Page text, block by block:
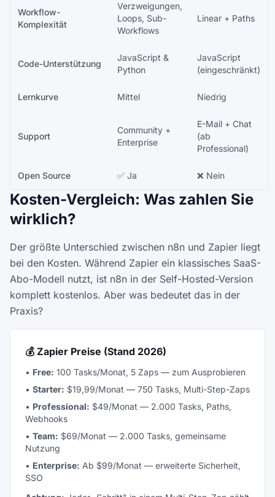
Workflow-
Komplexität
Verzweigungen,
Loops, Sub-
Workflows
Linear + Paths
Code-Unterstützung
JavaScript &
Python
JavaScript
(eingeschränkt)
Lernkurve Mittel Niedrig
Support
Community +
Enterprise
E-Mail + Chat
(ab
Professional)
Open Source ✅ Ja ❌ Nein
Kosten-Vergleich: Was zahlen Sie
wirklich?
Der größte Unterschied zwischen n8n und Zapier liegt
bei den Kosten. Während Zapier ein klassisches SaaS-
Abo-Modell nutzt, ist n8n in der Self-Hosted-Version
komplett kostenlos. Aber was bedeutet das in der
Praxis?
💰 Zapier Preise (Stand 2026)
• Free: 100 Tasks/Monat, 5 Zaps — zum Ausprobieren
• Starter: $19,99/Monat — 750 Tasks, Multi-Step-Zaps
• Professional: $49/Monat — 2.000 Tasks, Paths,
Webhooks
• Team: $69/Monat — 2.000 Tasks, gemeinsame
Nutzung
• Enterprise: Ab $99/Monat — erweiterte Sicherheit,
SSO